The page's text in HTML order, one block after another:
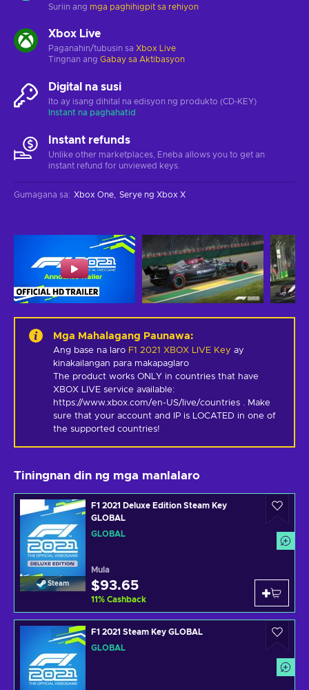
Suriin ang mga paghihigpit sa rehiyon
Xbox Live
Paganahin/tubusin sa Xbox Live
Tingnan ang Gabay sa Aktibasyon
Digital na susi
Ito ay isang dihital na edisyon ng produkto (CD-KEY)
Instant na paghahatid
Instant refunds
Unlike other marketplaces, Eneba allows you to get an
instant refund for unviewed keys.
Gumagana sa: Xbox One Serye ng Xbox X
Mga Mahalagang Paunawa:
Ang base na laro F1 2021 XBOX LIVE Key ay
kinakailangan para makapaglaro
The product works ONLY in countries that have
XBOX LIVE service available:
https://www.xbox.com/en-US/live/countries . Make
sure that your account and IP is LOCATED in one of
the supported countries!
Tiningnan din ng mga manlalaro
Steam
F1 2021 Deluxe Edition Steam Key
GLOBAL
GLOBAL
Mula
$93.65
11% Cashback
F1 2021 Steam Key GLOBAL
GLOBAL